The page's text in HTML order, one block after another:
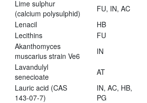
Lime sulphur
(calcium polysulphid)
FU, IN, AC
Lenacil
HB
Lecithins
FU
Akanthomyces
muscarius strain Ve6
IN
Lavandulyl
senecioate
AT
Lauric acid (CAS
143-07-7)
IN, AC, HB,
PG